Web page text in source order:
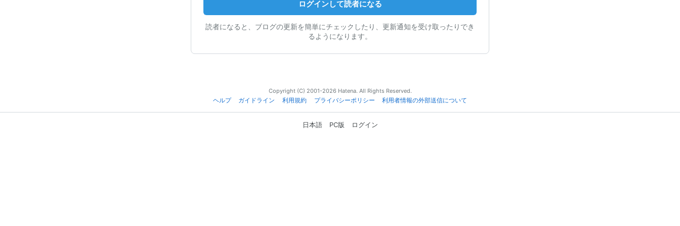
ログインして読者になる
読者になると、ブログの更新を簡単にチェックしたり、更新通知を受け取ったりでき
るようになります。
Copyright (C) 2001-2026 Hatena. All Rights Reserved.
ヘルプ
ガイドライン 利用規約 プライバシーポリシー 利用者情報の外部送信について
日本語 PC版 ログイン